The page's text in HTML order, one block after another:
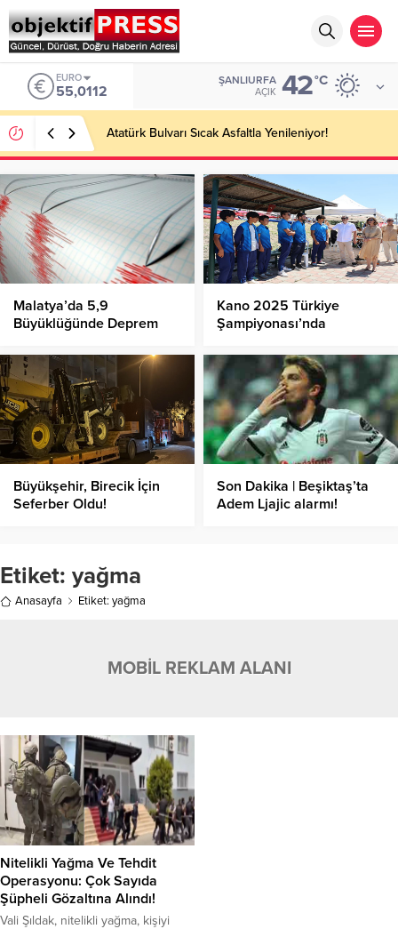
EURO
55,0112
ŞANLIURFA
AÇIK 42°C
Atatürk Bulvarı Sıcak Asfaltla Yenileniyor!
Malatya’da 5,9
Büyüklüğünde Deprem
Kano 2025 Türkiye
Şampiyonası’nda
Buldu!
Büyükşehir, Birecik İçin
Seferber Oldu!
Son Dakika | Beşiktaş’ta
Adem Ljajic alarmı!
Etiket: yağma
Anasayfa Etiket: yağma
MOBİL REKLAM ALANI
Nitelikli Yağma Ve Tehdit
Operasyonu: Çok Sayıda
Şüpheli Gözaltına Alındı!
Vali Şıldak, nitelikli yağma, kişiyi